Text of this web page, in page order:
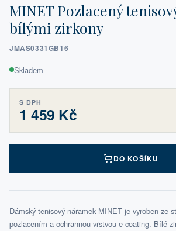
MINET Pozlacený
bílými zirkony
JMAS0331GB16
Skladem
S DPH
1 459 Kč
DO KOŠÍKU
Dámský tenisový náramek MINET je vyroben ze
pozlacením a ochrannou vrstvou e-coating. Bílé